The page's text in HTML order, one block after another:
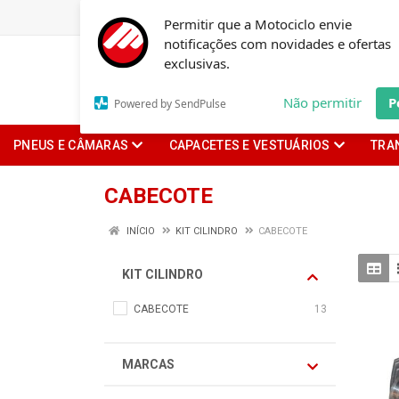
Permitir que a Motociclo envie
notificações com novidades e ofertas
exclusivas.
Powered by SendPulse Não permitir
PNEUS E CÂMARAS CAPACETES E VESTUÁRIOS
CABECOTE
INÍCIO KIT CILINDRO CABECOTE
KIT CILINDRO
CABECOTE 13
MARCAS